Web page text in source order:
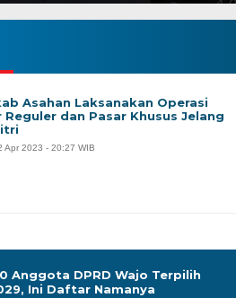
Anggota DPRD Wajo Terpilih
Ini Daftar Namanya
Asahan Laksanakan Operasi
Reguler dan Pasar Khusus Jelang
Apr 2023 - 20:27 WIB